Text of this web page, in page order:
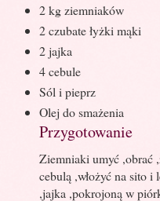
2 kg ziemniaków
2 czubate łyżki mąki
2 jajka
4 cebule
Sól i pieprz
Olej do smażenia
Przygotowanie
Ziemniaki umyć ,obrać
cebulą ,włożyć na sito i
,jajka ,pokrojoną w